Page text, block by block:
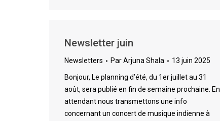
Newsletter juin
Newsletters ParArjuna Shala 13 juin 2025
Bonjour, Le planning d’été, du 1er juillet au 31
août, sera publié en fin de semaine prochaine. En
attendant nous transmettons une info
concernant un concert de musique indienne à